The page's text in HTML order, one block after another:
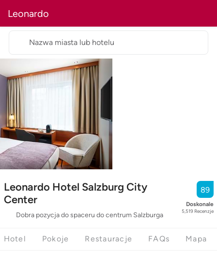
Leonardo
Leonardo Hotel Salzburg City
Center
Dobra pozycja do spaceru do centrum Salzburga
89
Doskonale
5,519 Recenzje
Nazwa miasta lub hotelu
Hotel Pokoje Restauracje FAQs Mapa